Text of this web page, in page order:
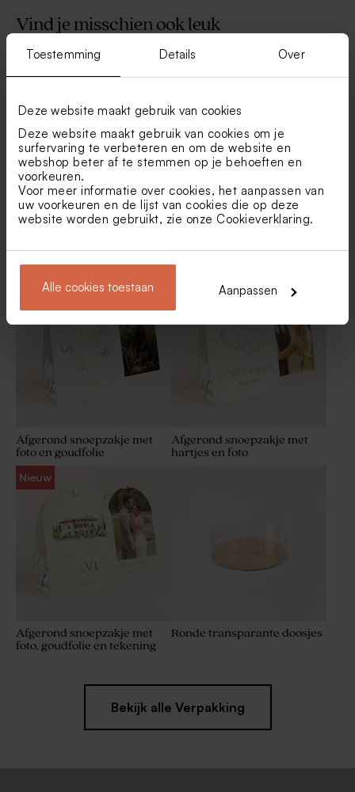
Toestemming Details Over
Deze website maakt gebruik van cookies
Deze website maakt gebruik van cookies om je
surfervaring te verbeteren en om de website en
webshop beter af te stemmen op je behoeften en
voorkeuren.
Voor meer informatie over cookies, het aanpassen van
uw voorkeuren en de lijst van cookies die op deze
website worden gebruikt, zie onze Cookieverklaring.
Alle cookies toestaan Aanpassen
Beige lint large katoen Beige lint smal katoen
badzout en badbom -
Droogbloemen
Houten potlood met beige
molentje
Vind je misschien ook leuk
Afgerond snoepzakje
Origineel snoepzakje met
Afgerond snoepzakje met
foto en goudfolie
Afgerond snoepzakje met
hartjes en foto
Nieuw
Afgerond snoepzakje met
foto, goudfolie en tekening
Ronde transparante doosjes
Bekijk alle Verpakking